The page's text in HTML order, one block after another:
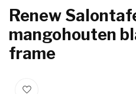
Renew
mangohouten
frame